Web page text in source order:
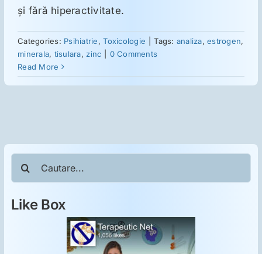
LDN
ORL
Toxicologie
Antipsihiatrie
Psihoterapie
şi fără hiperactivitate.
Categories: Psihiatrie,Toxicologie Tags: analiza,estrogen,
minerala, tisulara, zinc
0 Comments
Read More
Cautare...
Like Box